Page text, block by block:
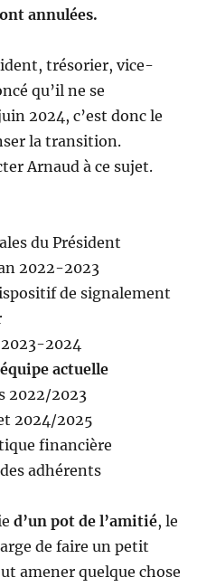
annulées.
trésorier, vice-
qu’il ne se
2024, c’est donc le
la transition.
Arnaud à ce sujet.
du Président
2022-2023
de signalement
2024
actuelle
2022/2023
2024/2025
financière
adhérents
d’un pot de l’amitié, le
de faire un petit
amener quelque chose